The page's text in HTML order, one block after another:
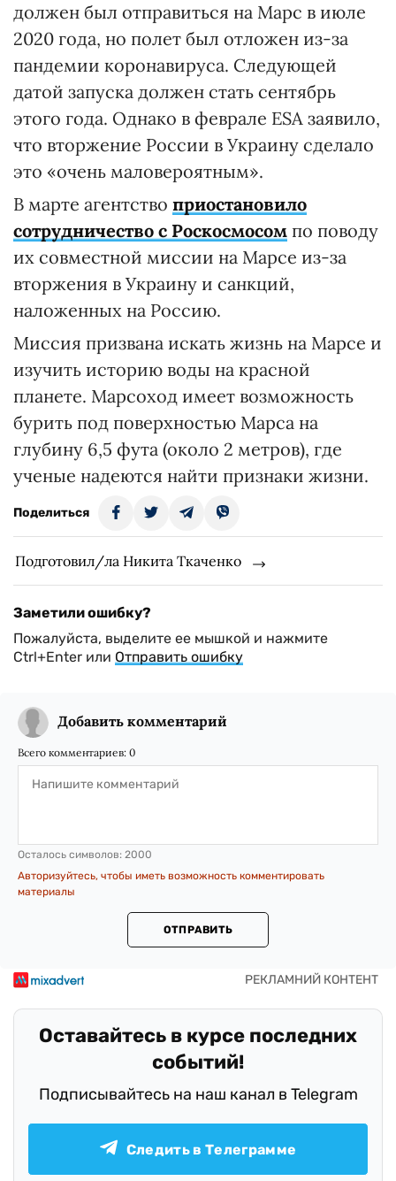
должен был отправиться на Марс в июле
2020 года, но полет был отложен из-за
пандемии коронавируса. Следующей
датой запуска должен стать сентябрь
этого года. Однако в феврале ESA заявило,
что вторжение России в Украину сделало
это «очень маловероятным».
В марте агентство приостановило
сотрудничество с Роскосмосом по поводу
их совместной миссии на Марсе из-за
вторжения в Украину и санкций,
наложенных на Россию.
Миссия призвана искать жизнь на Марсе и
изучить историю воды на красной
планете. Марсоход имеет возможность
бурить под поверхностью Марса на
глубину 6,5 фута (около 2 метров), где
ученые надеются найти признаки жизни.
Поделиться
Подготовил/ла Никита Ткаченко
Заметили ошибку?
Пожалуйста, выделите ее мышкой и нажмите
Ctrl+Enter или Отправить ошибку
Добавить комментарий
Всего комментариев: 0
Осталось символов: 2000
Авторизуйтесь, чтобы иметь возможность комментировать
материалы
ОТПРАВИТЬ
Оставайтесь в курсе последних
событий!
Подписывайтесь на наш канал в Telegram
Следить в Телеграмме